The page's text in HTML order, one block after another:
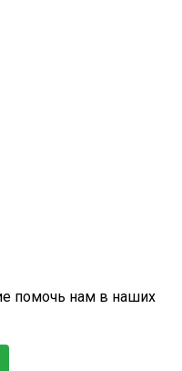
помочь нам в наших